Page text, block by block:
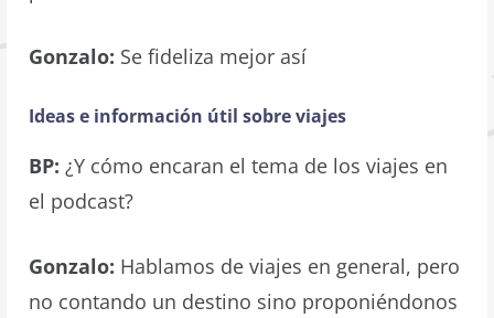
Gonzalo: Se fideliza mejor así
Ideas e información útil sobre viajes
BP:¿Y cómo encaran el tema de los viajes en
el podcast?
Gonzalo: Hablamos de viajes en general, pero
no contando un destino sino proponiéndonos